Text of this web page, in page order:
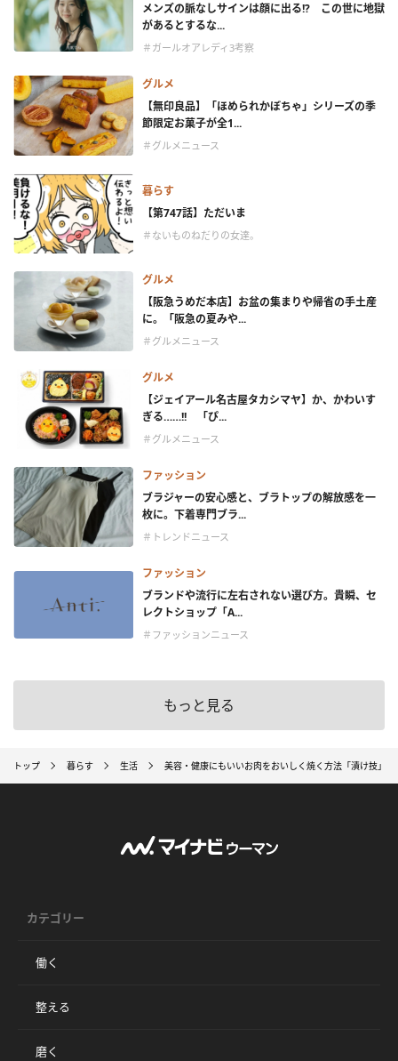
メンズの脈なしサインは顔に出る!? この世に地獄
があるとするな...
＃ガールオアレディ3考察
グルメ
【無印良品】「ほめられかぼちゃ」シリーズの季
節限定お菓子が全1...
＃グルメニュース
暮らす
【第747話】ただいま
＃ないものねだりの女達。
グルメ
【阪急うめだ本店】お盆の集まりや帰省の手土産
に。「阪急の夏みや...
＃グルメニュース
グルメ
【ジェイアール名古屋タカシマヤ】か、かわいす
ぎる……!! 「ぴ...
＃グルメニュース
ファッション
ブラジャーの安心感と、ブラトップの解放感を一
枚に。下着専門ブラ...
＃トレンドニュース
ファッション
ブランドや流行に左右されない選び方。貴瞬、セ
レクトショップ「A...
＃ファッションニュース
もっと見る
トップ 暮らす 生活 美容・健康にもいいお肉をおいしく焼く方法「漬け技」
カテゴリー
働く
整える
磨く